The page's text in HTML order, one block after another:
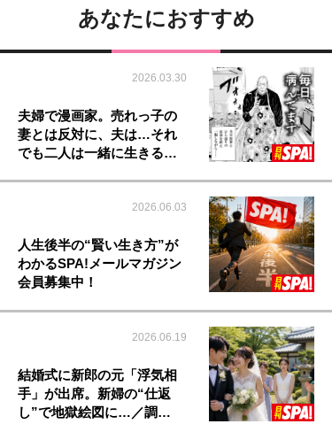
あなたにおすすめ
2026.03.30
夫婦で漫画家。売れっ子の
妻とは反対に、夫は…それ
でも二人は一緒に生きる…
2026.06.03
人生後半の“賢い生き方”が
わかるSPA!メールマガジン
会員募集中！
2026.06.19
結婚式に新郎の元「浮気相
手」が出席。新婦の“仕返
し”で地獄絵図に…／調…